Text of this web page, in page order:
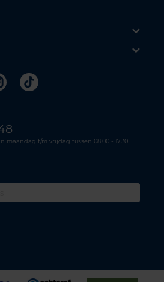
Instagram
Tiktok
maandag t/m vrijdag tussen 08.00 - 17.30